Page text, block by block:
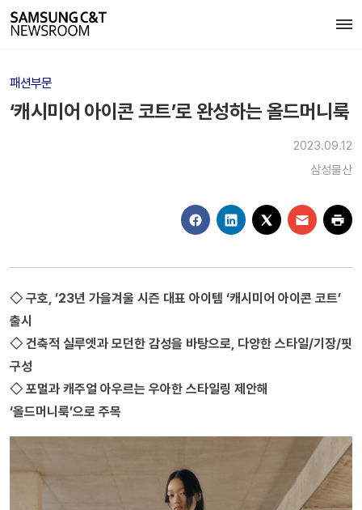
패션부문
‘캐시미어 아이콘 코트’로 완성하는 올드머니룩
2023.09.12
삼성물산
◇ 구호, ’23년 가을겨울 시즌 대표 아이템 ‘캐시미어 아이콘 코트’
출시
◇ 건축적 실루엣과 모던한 감성을 바탕으로, 다양한 스타일/기장/핏
구성
◇ 포멀과 캐주얼 아우르는 우아한 스타일링 제안해
‘올드머니룩’으로 주목